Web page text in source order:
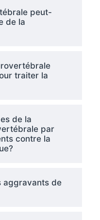
peut-
de la
traiter la
de la
par
contre la
aggravants de